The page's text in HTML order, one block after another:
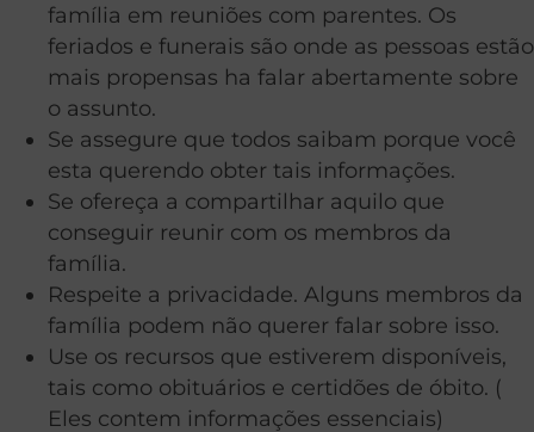
família em reuniões com parentes. Os
feriados e funerais são onde as pessoas estão
mais propensas ha falar abertamente sobre
o assunto.
Se assegure que todos saibam porque você
esta querendo obter tais informações.
Se ofereça a compartilhar aquilo que
conseguir reunir com os membros da
família.
Respeite a privacidade. Alguns membros da
família podem não querer falar sobre isso.
Use os recursos que estiverem disponíveis,
tais como obituários e certidões de óbito. (
Eles contem informações essenciais)